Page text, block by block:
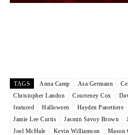
TAGS Anna Camp Asa Germann
Christopher Landon
Courteney Cox
featured
Halloween Hayden Panettiere
Jamie Lee Curtis
Jasmin Savoy Brown
Joel McHale
Kevin Williamson Mason